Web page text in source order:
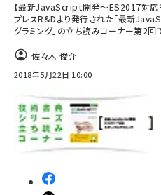
【最新JavaScript開発～ES2017対応
プレスR&Dより発行された「最新
グラミング」の立ち読みコーナー第2回
佐々木 俊介
2018年5月22日 10:00